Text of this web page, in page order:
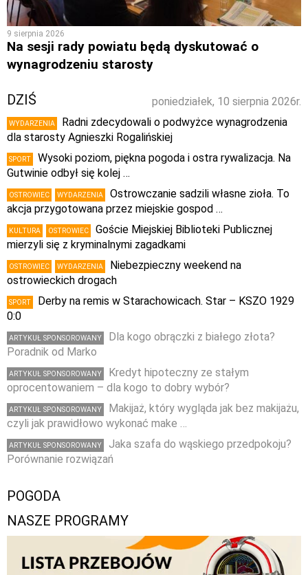
9 sierpnia 2026
Na sesji rady powiatu będą dyskutować o
wynagrodzeniu starosty
poniedziałek, 10 sierpnia 2026r.
DZIŚ
WYDARZENIA
Radni zdecydowali o podwyżce wynagrodzenia
dla starosty Agnieszki Rogalińskiej
SPORT
Wysoki poziom, piękna pogoda i ostra rywalizacja. Na
Gutwinie odbył się kolej …
OSTROWIEC WYDARZENIA
Ostrowczanie sadzili własne zioła. To
akcja przygotowana przez miejskie gospod …
KULTURA OSTROWIEC
Goście Miejskiej Biblioteki Publicznej
mierzyli się z kryminalnymi zagadkami
OSTROWIEC WYDARZENIA
Niebezpieczny weekend na
ostrowieckich drogach
SPORT
Derby na remis w Starachowicach. Star – KSZO 1929
0:0
ARTYKUŁ SPONSOROWANY
Dla kogo obrączki z białego złota?
Poradnik od Marko
ARTYKUŁ SPONSOROWANY
Kredyt hipoteczny ze stałym
oprocentowaniem – dla kogo to dobry wybór?
ARTYKUŁ SPONSOROWANY
Makijaż, który wygląda jak bez makijażu,
czyli jak prawidłowo wykonać make …
ARTYKUŁ SPONSOROWANY
Jaka szafa do wąskiego przedpokoju?
Porównanie rozwiązań
POGODA
NASZE PROGRAMY